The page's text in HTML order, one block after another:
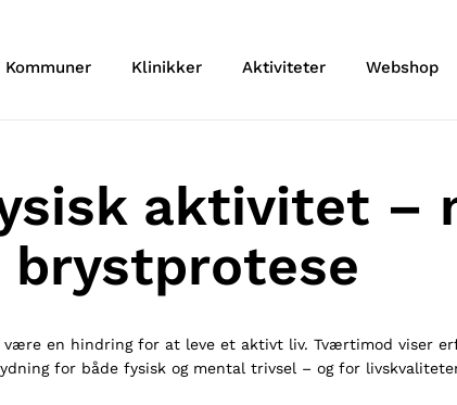
Kommuner Klinikker Aktiviteter Webshop
aktivitet –
brystprotese
en hindring for at leve et aktivt liv. Tværtimod viser
for både fysisk og mental trivsel – og for